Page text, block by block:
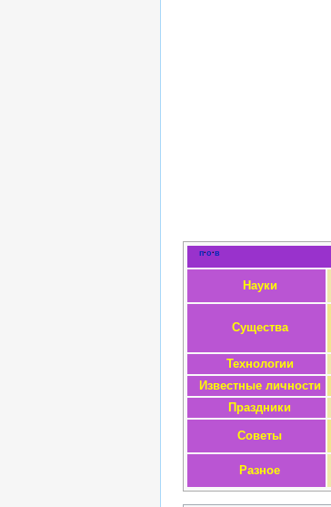
п·о·в
Науки
Существа
Технологии
Известные личности
Праздники
Советы
Разное